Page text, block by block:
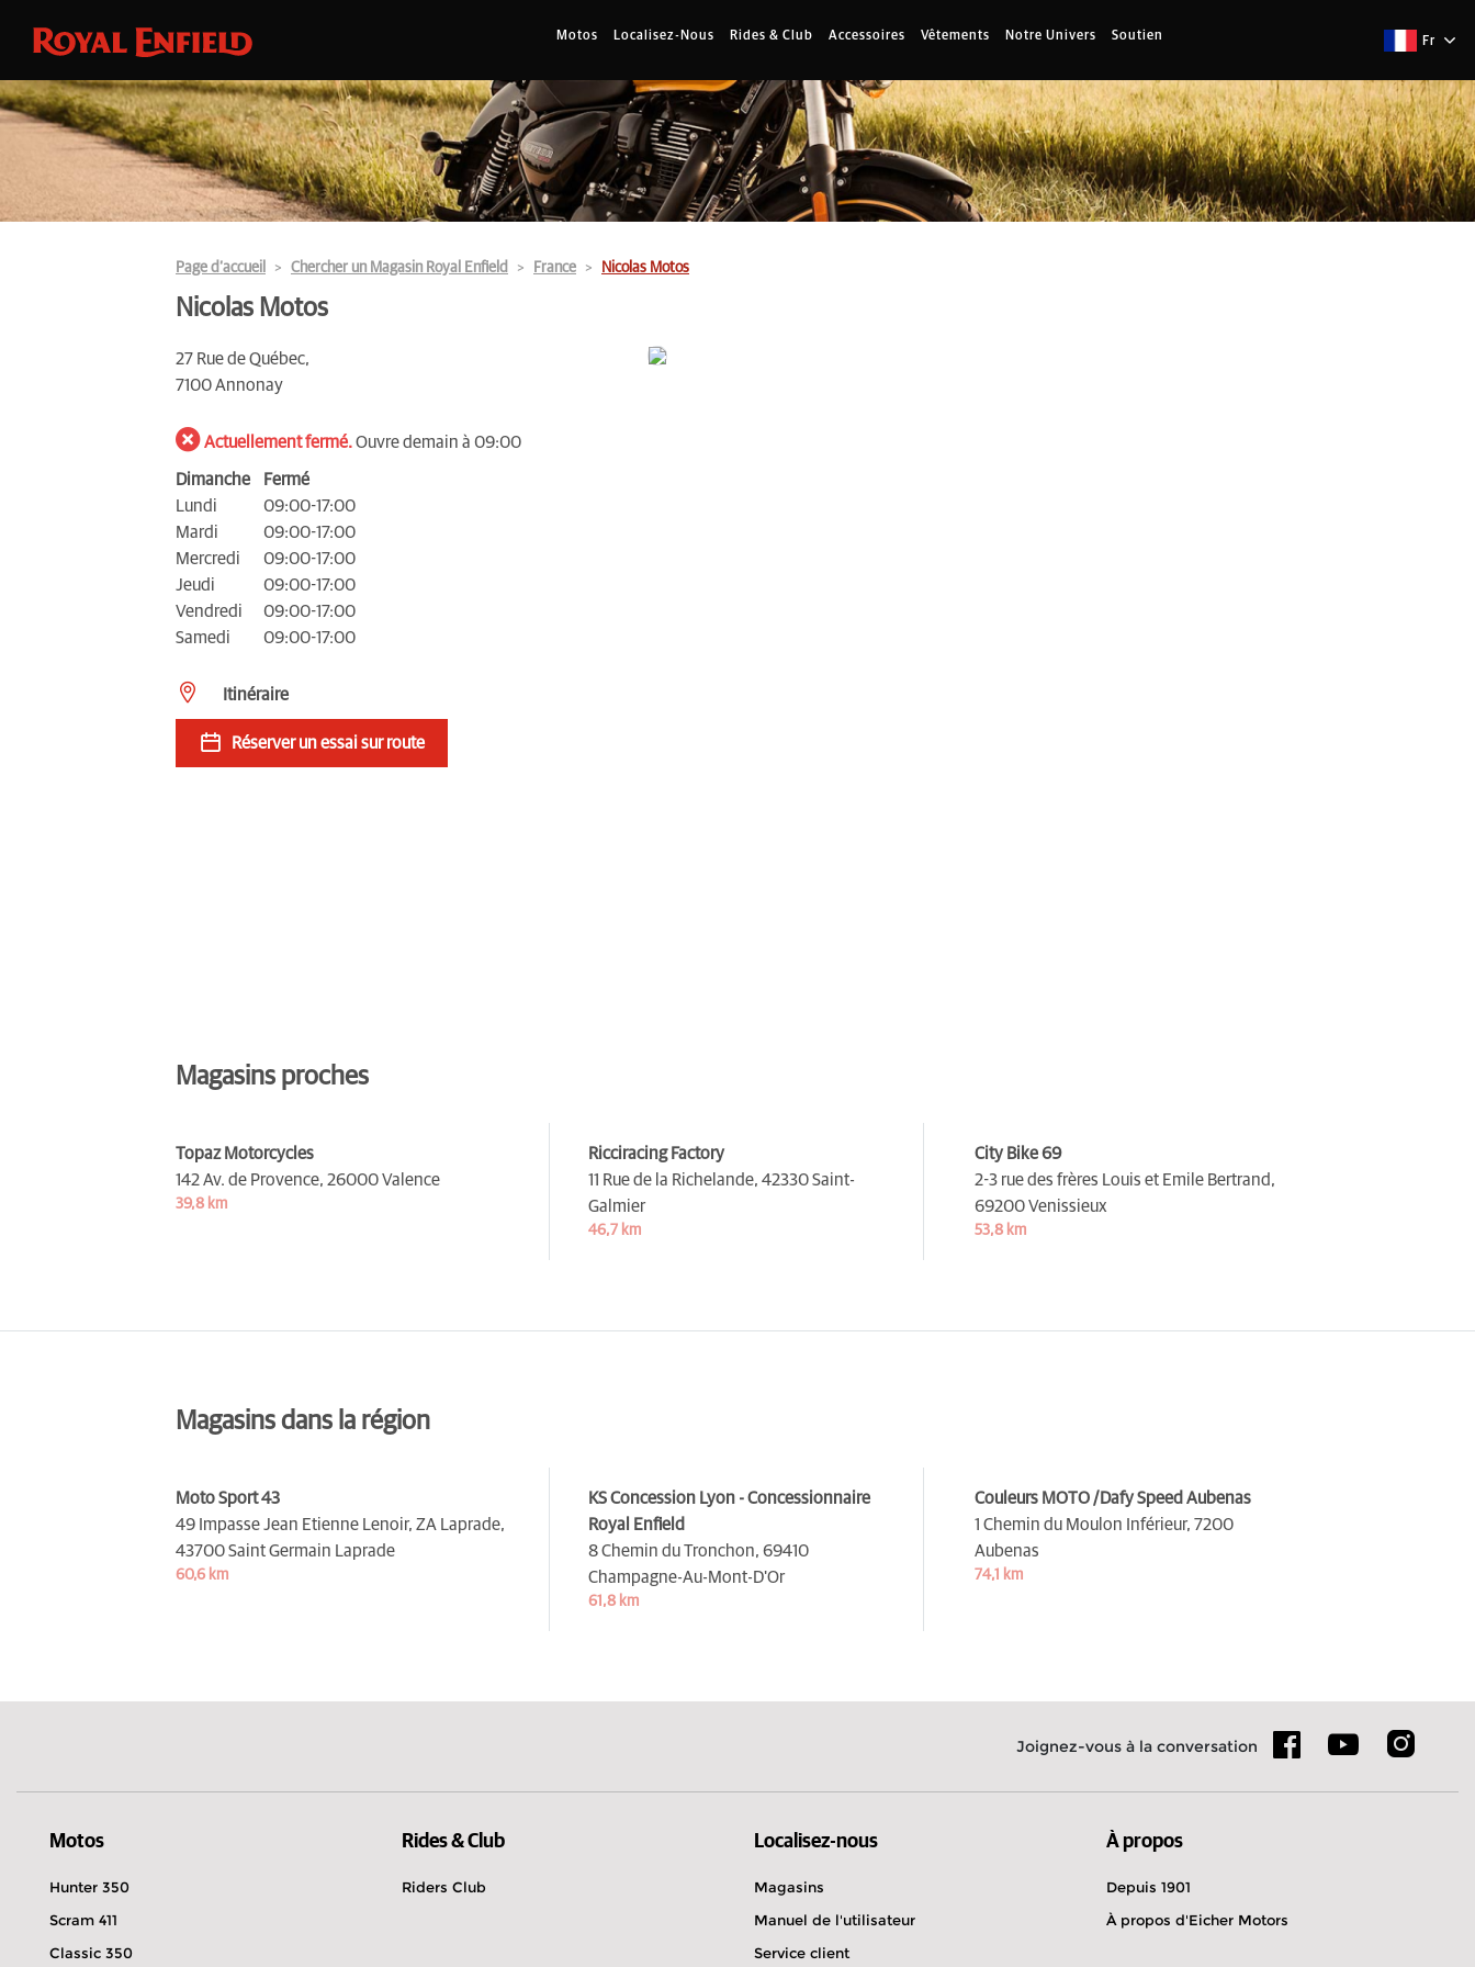
Motos Localisez-Nous Rides & Club Accessoires Vêtements Notre Univers Soutien Fr
Page d’accueil Chercher un Magasin Royal Enfield France Nicolas Motos
Nicolas Motos
27 Rue de Québec,
7100 Annonay
Actuellement fermé.Ouvre demain à 09:00
Dimanche
Fermé
Lundi
09:00-17:00
Mardi
09:00-17:00
Mercredi
09:00-17:00
Jeudi
09:00-17:00
Vendredi
09:00-17:00
Samedi
09:00-17:00
Itinéraire
Réserver un essai sur route
Magasins proches
Topaz Motorcycles
142 Av. de Provence, 26000 Valence
39,8 km
Ricciracing Factory
11 Rue de la Richelande, 42330 Saint-
Galmier
46,7 km
City Bike 69
2-3 rue des frères Louis et Emile Bertrand,
69200 Venissieux
53,8 km
Magasins dans la région
Moto Sport 43
49 Impasse Jean Etienne Lenoir, ZA Laprade,
43700 Saint Germain Laprade
60,6 km
KS Concession Lyon - Concessionnaire
Royal Enfield
8 Chemin du Tronchon, 69410
Champagne-Au-Mont-D'Or
61,8 km
Couleurs MOTO /Dafy Speed Aubenas
1 Chemin du Moulon Inférieur, 7200
Aubenas
74,1 km
Joignez-vous à la conversation
Motos
Hunter 350
Scram 411
Classic 350
Rides & Club
Riders Club
Localisez-nous
Magasins
Manuel de l'utilisateur
Service client
À propos
Depuis 1901
À propos d'Eicher Motors